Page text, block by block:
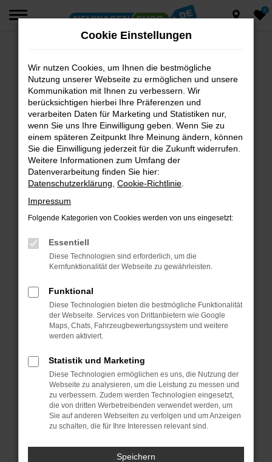
Zum
0
Fehler: Network Error
Beim Laden ist ein Fehler aufgetreten.
Hier sind ein paar Tipps, die dir helfen können:
Überprüfe deine Firewall und deine
Internetverbindung.
Laden andere Webseiten, zum Beispiel deine
Suchmaschine?
Prüfe deine Browsererweiterungen.
Manche Erweiterungen, wie Werbeblocker,
können das Laden bestimmter Seiten
anderen Browser oder in einem privaten
Fenster?
Starte dein Gerät neu.
Probleme zu beheben.
Stelle sicher, dass dein Browser und dein
Betriebssystem auf dem neuesten Stand
sind.
Veraltete Software birgt nicht nur ein
Sicherheitsrisiko, sondern kann auch dazu
führen, dass bestimmte Funktionen nicht mehr
unterstützt werden.
Wende dich an den Webseitenbetreiber.
Wenn du alle oben genannten Schritte versucht
versuchen, das Problem zu beheben. Du kannst
Cookie Einstellungen
Wir nutzen Cookies, um Ihnen die bestmögliche
Nutzung unserer Webseite zu ermöglichen und unsere
Kommunikation mit Ihnen zu verbessern. Wir
berücksichtigen hierbei Ihre Präferenzen und
verarbeiten Daten für Marketing und Statistiken nur,
wenn Sie uns Ihre Einwilligung geben. Wenn Sie zu
einem späteren Zeitpunkt Ihre Meinung ändern, können
Sie die Einwilligung jederzeit für die Zukunft widerrufen.
Weitere Informationen zum Umfang der
Datenverarbeitung finden Sie hier:
Datenschutzerklärung Cookie-Richtlinie
Impressum
Folgende Kategorien von Cookies werden von uns eingesetzt:
Essentiell
Diese Technologien sind erforderlich, um die
Kernfunktionalität der Webseite zu gewährleisten.
Funktional
Diese Technologien bieten die bestmögliche Funktionalität
der Webseite. Services von Drittanbietern wie Google
Maps, Chats, Fahrzeugbewertungssystem und weitere
werden aktiviert.
Statistik und Marketing
Diese Technologien ermöglichen es uns, die Nutzung der
Webseite zu analysieren, um die Leistung zu messen und
zu verbessern. Zudem werden Technologien eingesetzt,
die von dritten Werbetreibenden verwendet werden, um
Sie auf anderen Webseiten zu verfolgen und um Anzeigen
zu schalten, die für Ihre Interessen relevant sind.
Speichern